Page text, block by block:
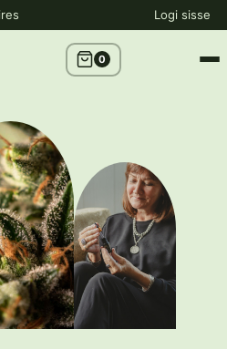
Logi sisse
0